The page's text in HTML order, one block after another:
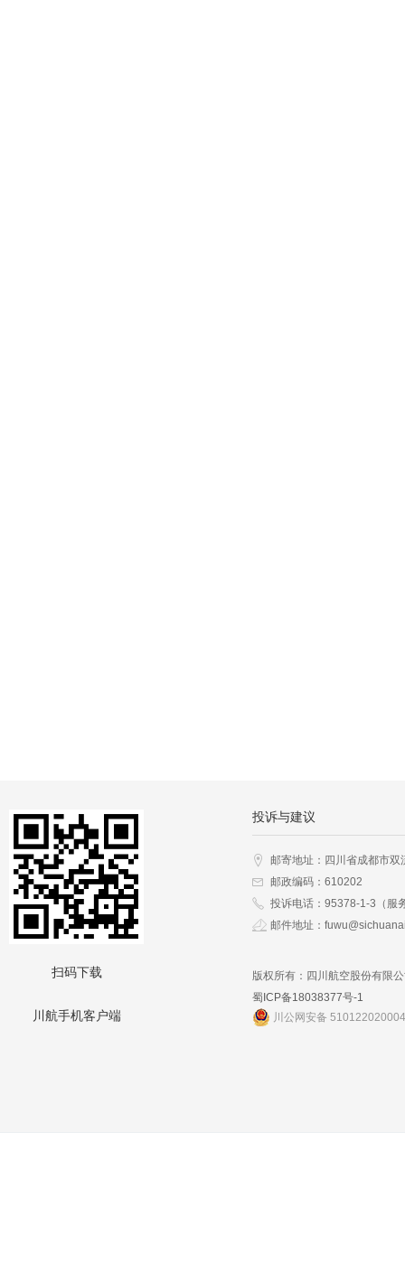
扫码下载
川航手机客户端
投诉与建议
邮寄地址：四川省成都市
邮政编码：610202
投诉电话：95378-1-3（服
邮件地址：
版权所有：四川航空股份有限
蜀ICP备18038377号-1
川公网安备